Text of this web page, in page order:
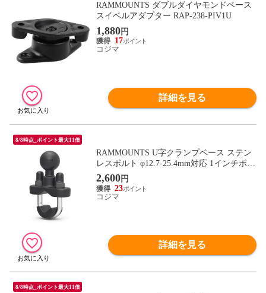
RAMMOUNTS ダブルダイヤモンドベース
スイベルアダプター RAP-238-PIV1U
1,880円
17
コジマ
詳細を見る
8/8時点_ポイント最大11倍
RAMMOUNTS U字クランプベース ステン
レスボルト φ12.7-25.4mm対応 1インチボー
ル RAM-B-231U
2,600円
23
コジマ
詳細を見る
8/8時点_ポイント最大11倍